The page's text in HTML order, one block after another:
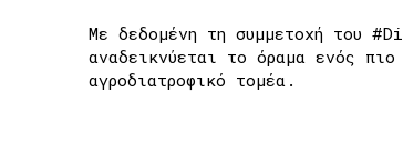
Με δεδομένη τη συμμετοχή του
αναδεικνύεται το όραμα ενός
αγροδιατροφικό τομέα.